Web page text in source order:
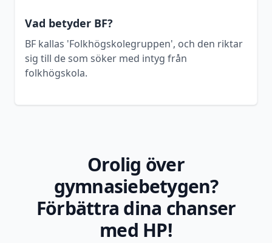
Vad betyder BF?
BF kallas 'Folkhögskolegruppen', och den riktar
sig till de som söker med intyg från
folkhögskola.
Orolig över
gymnasiebetygen?
Förbättra dina chanser
med HP!